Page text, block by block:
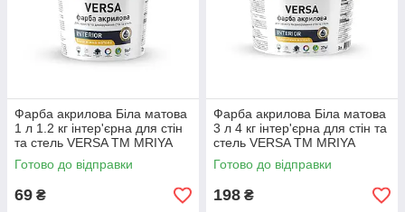
Фарба акрилова Біла матова
1 л 1.2 кг інтер'єрна для стін
та стель VERSA ТМ MRIYA
Готово до відправки
69 ₴
Фарба акрилова Біла матова
3 л 4 кг інтер'єрна для стін та
стель VERSA ТМ MRIYA
Готово до відправки
198 ₴